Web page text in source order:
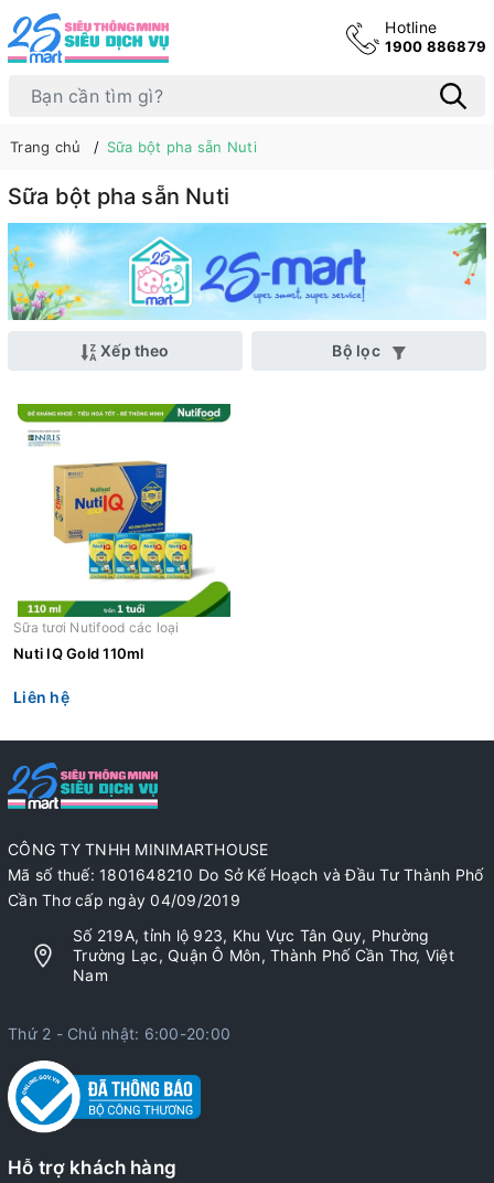
Hotline
1900 886879
Trang chủ Sữa bột pha sẵn Nuti
Sữa bột pha sẵn Nuti
Xếp theo Bộ lọc
Sữa tươi Nutifood các loại
Nuti IQ Gold 110ml
Liên hệ
CÔNG TY TNHH MINIMARTHOUSE
Mã số thuế: 1801648210 Do Sở Kế Hoạch và Đầu Tư Thành Phố
Cần Thơ cấp ngày 04/09/2019
Số 219A, tỉnh lộ 923, Khu Vực Tân Quy, Phường
Trường Lạc, Quận Ô Môn, Thành Phố Cần Thơ, Việt
Nam
Thứ 2 - Chủ nhật: 6:00-20:00
Hỗ trợ khách hàng